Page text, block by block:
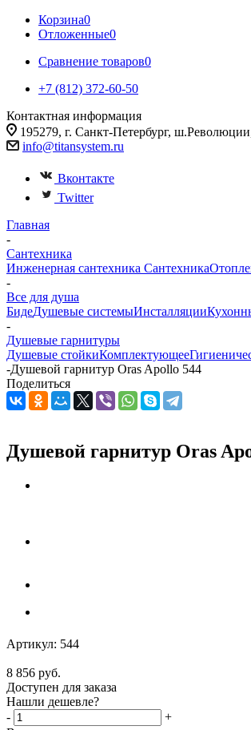
Корзина0
Отложенные0
Сравнение товаров0
+7 (812) 372-60-50
Контактная информация
195279, г. Санкт-Петербург,
info@titansystem.ru
Вконтакте
Twitter
Главная
-
Сантехника
Инженерная сантехника Сантехника
-
Все для душа
БидеДушевые системыИнсталляции
-
Душевые гарнитуры
Душевые стойкиКомплектующее
-Душевой гарнитур Oras Apollo 544
Поделиться
Душевой гарнитур Oras
Артикул: 544
8 856 руб.
Доступен для заказа
Нашли дешевле?
-
+